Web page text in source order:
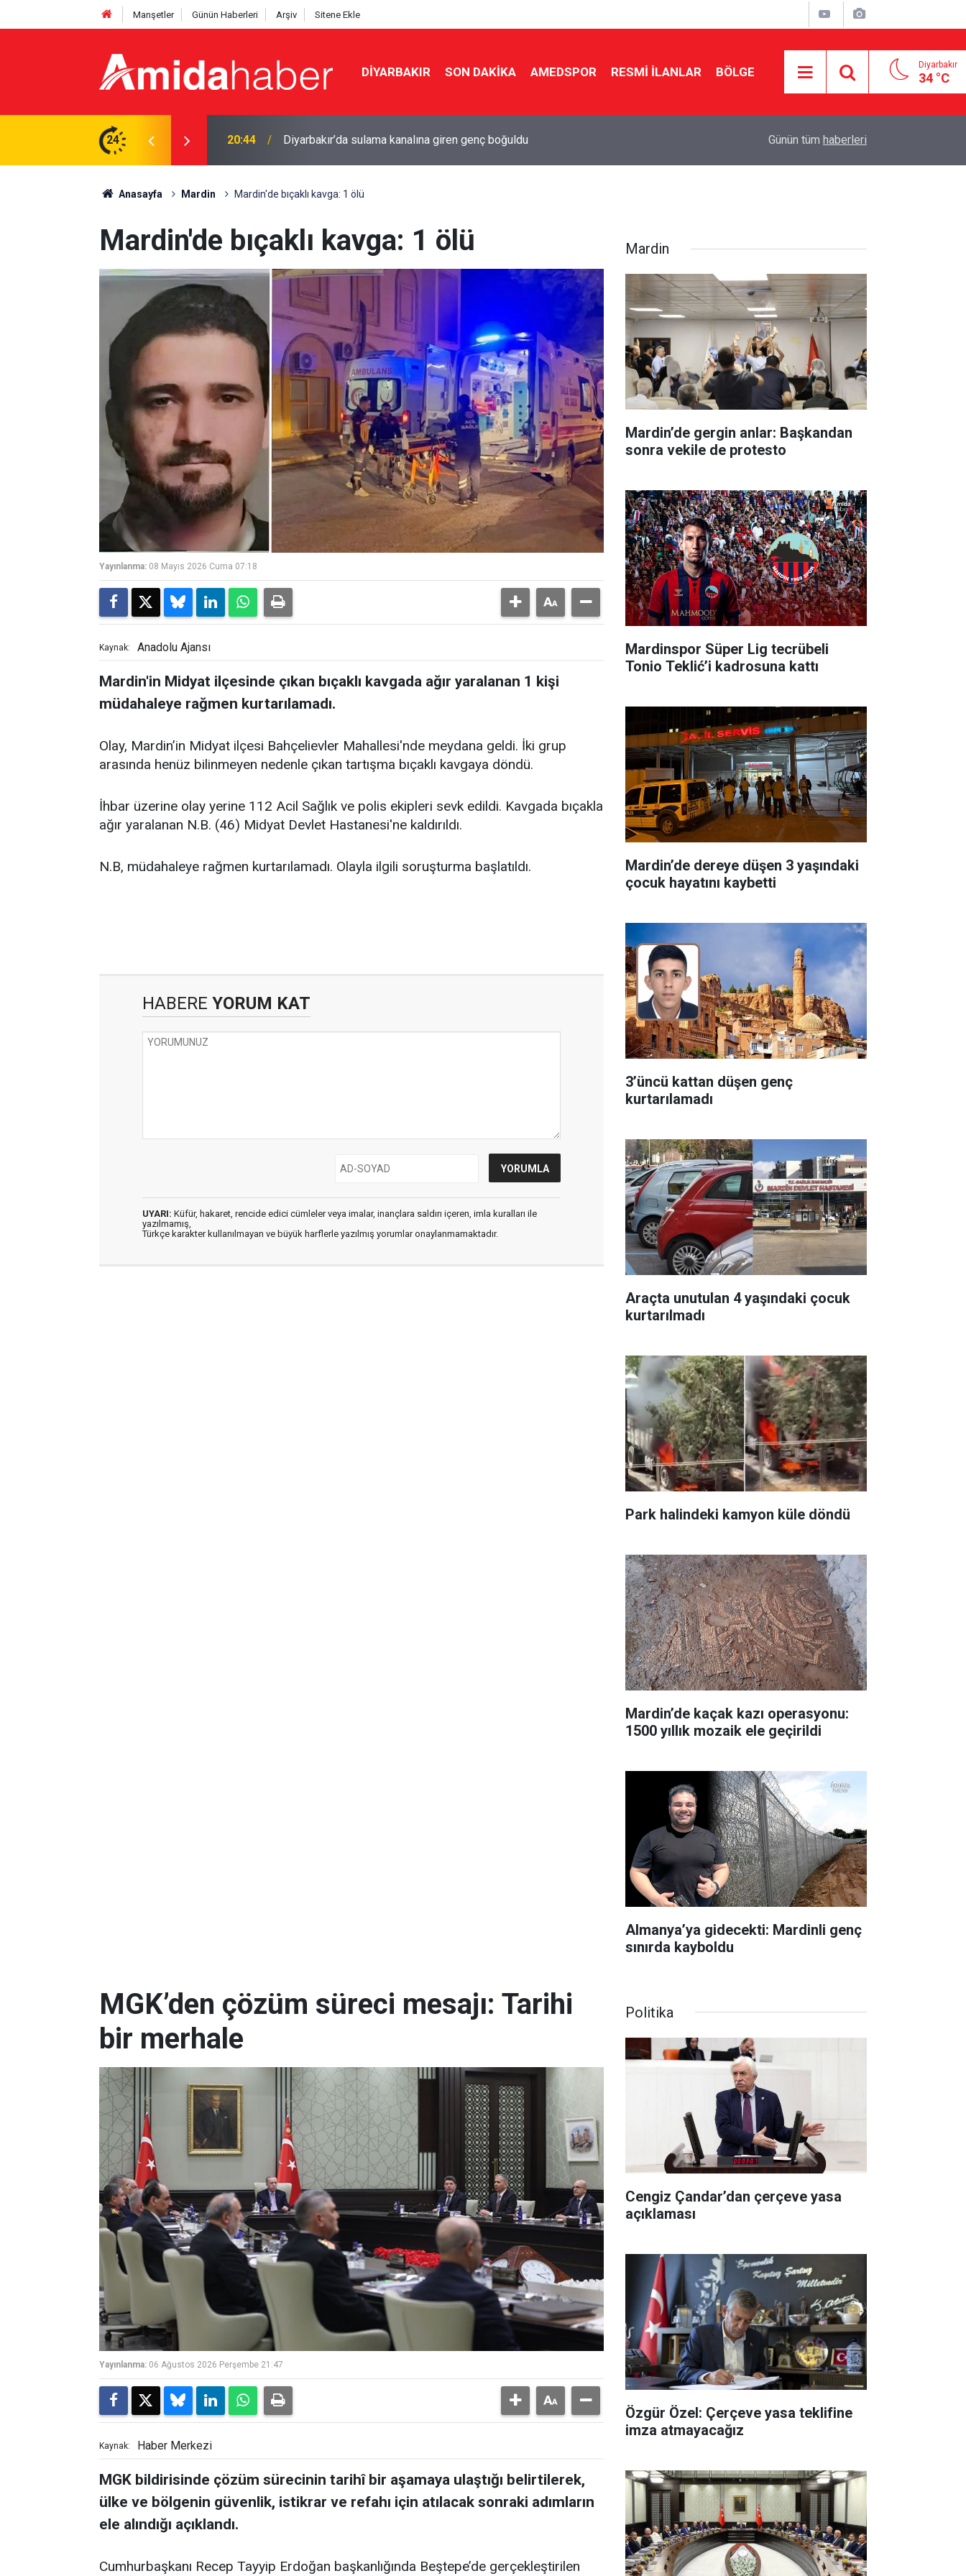
Manşetler Günün Haberleri Arşiv Sitene Ekle
DIYARBAKIR SON DAKIKA AMEDSPOR RESMI İLANLAR BÖLGE Diyarbakır
34 °C
24 20:15 Cengiz Çandar’dan çerçeve yasa açıklaması Özgür Özel: Çerçeve yasa teklifine imza
Günün tüm haberleri
Anasayfa Mardin Mardin'de bıçaklı kavga: 1 ölü
Mardin'de bıçaklı kavga: 1 ölü
Yayınlanma: 08 Mayıs 2026 Cuma 07:18
Kaynak: Anadolu Ajansı
Mardin'in Midyat ilçesinde çıkan bıçaklı kavgada ağır yaralanan 1 kişi
müdahaleye rağmen kurtarılamadı.
Olay, Mardin’in Midyat ilçesi Bahçelievler Mahallesi'nde meydana geldi. İki grup
arasında henüz bilinmeyen nedenle çıkan tartışma bıçaklı kavgaya döndü.
İhbar üzerine olay yerine 112 Acil Sağlık ve polis ekipleri sevk edildi. Kavgada bıçakla
ağır yaralanan N.B. (46) Midyat Devlet Hastanesi'ne kaldırıldı.
N.B, müdahaleye rağmen kurtarılamadı. Olayla ilgili soruşturma başlatıldı.
HABERE YORUM KAT
UYARI: Küfür, hakaret, rencide edici cümleler veya imalar, inançlara saldırı içeren, imla kuralları ile
yazılmamış,
Türkçe karakter kullanılmayan ve büyük harflerle yazılmış yorumlar onaylanmamaktadır.
Mardin
Mardin’de gergin anlar: Başkandan
sonra vekile de protesto
Mardinspor Süper Lig tecrübeli
Tonio Teklić’i kadrosuna kattı
Mardin’de dereye düşen 3 yaşındaki
çocuk hayatını kaybetti
3’üncü kattan düşen genç
kurtarılamadı
Araçta unutulan 4 yaşındaki çocuk
kurtarılmadı
Park halindeki kamyon küle döndü
Mardin’de kaçak kazı operasyonu:
1500 yıllık mozaik ele geçirildi
Almanya’ya gidecekti: Mardinli genç
sınırda kayboldu
MGK’den çözüm süreci mesajı: Tarihi
bir merhale
Yayınlanma: 06 Ağustos 2026 Perşembe 21:47
Kaynak: Haber Merkezi
MGK bildirisinde çözüm sürecinin tarihî bir aşamaya ulaştığı belirtilerek,
ülke ve bölgenin güvenlik, istikrar ve refahı için atılacak sonraki adımların
ele alındığı açıklandı.
Cumhurbaşkanı Recep Tayyip Erdoğan başkanlığında Beştepe’de gerçekleştirilen
Politika
Cengiz Çandar’dan çerçeve yasa
açıklaması
Özgür Özel: Çerçeve yasa teklifine
imza atmayacağız